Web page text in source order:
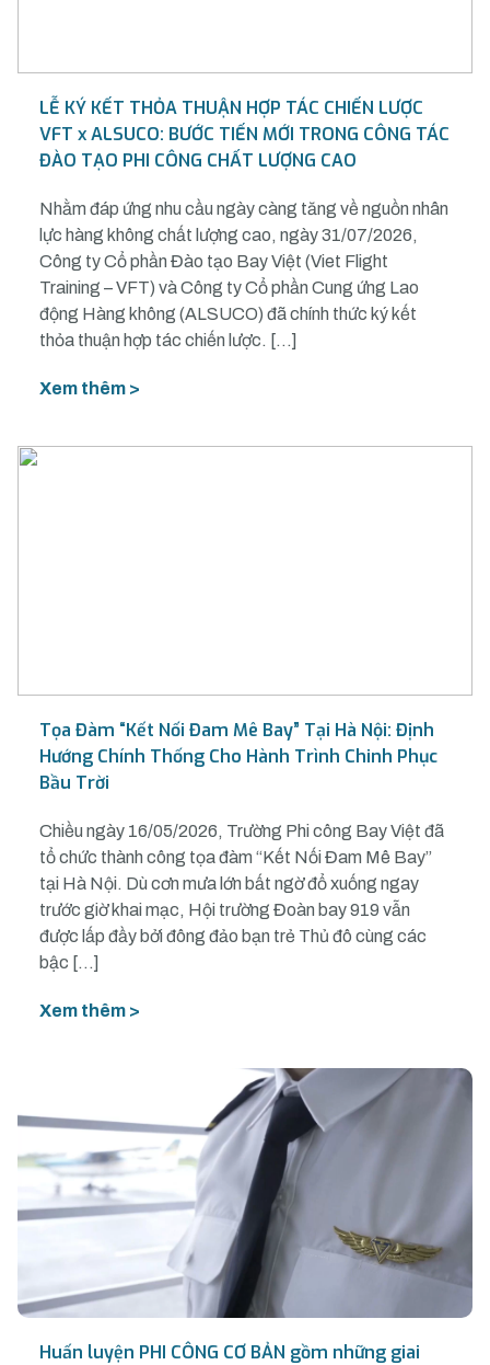
LỄ KÝ KẾT THỎA THUẬN HỢP TÁC CHIẾN LƯỢC
VFT x ALSUCO: BƯỚC TIẾN MỚI TRONG CÔNG TÁC
ĐÀO TẠO PHI CÔNG CHẤT LƯỢNG CAO
Nhằm đáp ứng nhu cầu ngày càng tăng về nguồn nhân
lực hàng không chất lượng cao, ngày 31/07/2026,
Công ty Cổ phần Đào tạo Bay Việt (Viet Flight
Training – VFT) và Công ty Cổ phần Cung ứng Lao
động Hàng không (ALSUCO) đã chính thức ký kết
thỏa thuận hợp tác chiến lược. […]
Xem thêm >
Tọa Đàm “Kết Nối Đam Mê Bay” Tại Hà Nội: Định
Hướng Chính Thống Cho Hành Trình Chinh Phục
Bầu Trời
Chiều ngày 16/05/2026, Trường Phi công Bay Việt đã
tổ chức thành công tọa đàm “Kết Nối Đam Mê Bay”
tại Hà Nội. Dù cơn mưa lớn bất ngờ đổ xuống ngay
trước giờ khai mạc, Hội trường Đoàn bay 919 vẫn
được lấp đầy bởi đông đảo bạn trẻ Thủ đô cùng các
bậc […]
Xem thêm >
Huấn luyện PHI CÔNG CƠ BẢN gồm những giai